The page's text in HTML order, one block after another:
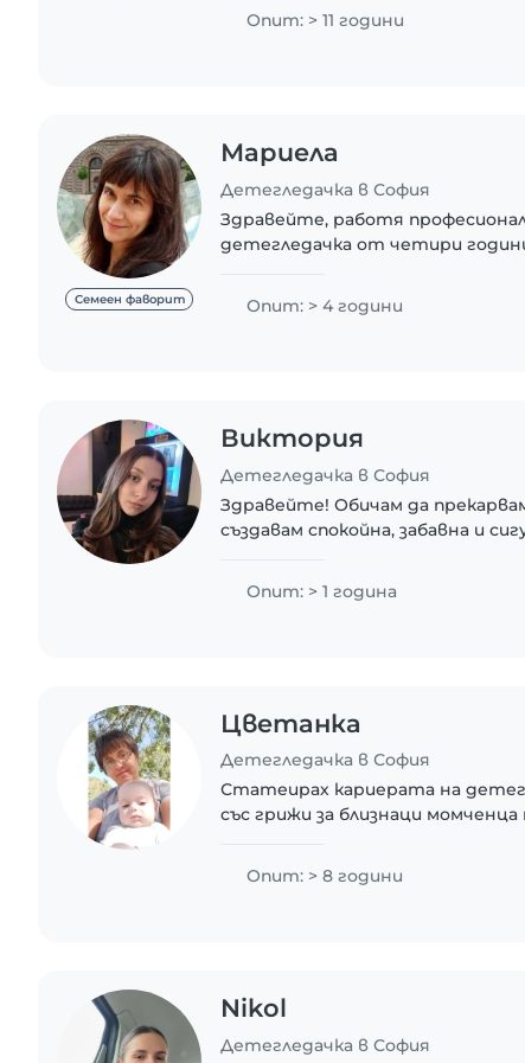
Опит: > 11 години
Семеен фаворит
Мариела
Детегледачка в София
Здравейте, работя
детегледачка от четири
вече..
Опит: > 4 години
Виктория
Детегледачка в София
Здравейте! Обичам да
създавам спокойна, забавна и
Опит: > 1 година
Цветанка
Детегледачка в София
Статеирах кариерата на
със грижи за близнаци
Опит: > 8 години
Nikol
Детегледачка в София